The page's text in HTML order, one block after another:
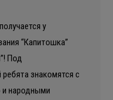
у
“Капитошка”
Под
знакомятся с
и народными